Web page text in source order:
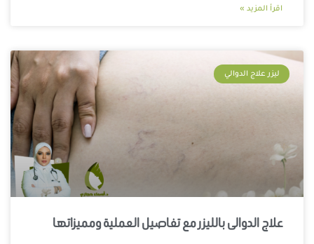
اقرأ المزيد »
ليزر علاج الدوالي
علاج الدوالى بالليزر مع تفاصيل العملية ومميزاتها